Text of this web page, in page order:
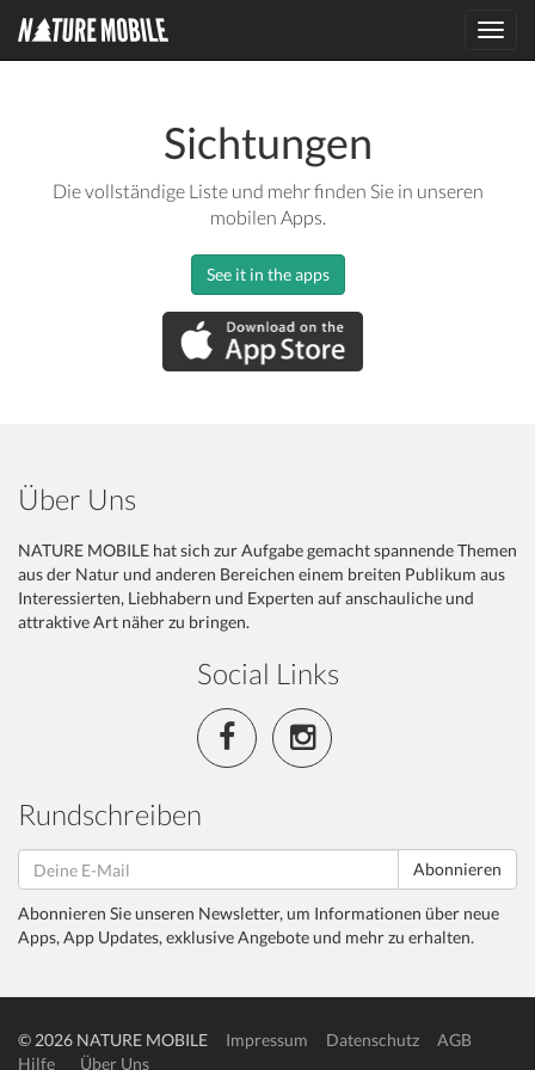
Sichtungen
Die vollständige Liste und mehr finden Sie in unseren
mobilen Apps.
See it in the apps
Über Uns
NATURE MOBILE hat sich zur Aufgabe gemacht spannende Themen
aus der Natur und anderen Bereichen einem breiten Publikum aus
Interessierten, Liebhabern und Experten auf anschauliche und
attraktive Art näher zu bringen.
Social Links
Rundschreiben
Abonnieren
Abonnieren Sie unseren Newsletter, um Informationen über neue
Apps, App Updates, exklusive Angebote und mehr zu erhalten.
© 2026 NATURE MOBILE Impressum Datenschutz
AGB
Hilfe
Über Uns